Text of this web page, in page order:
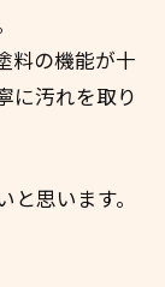
料の機能が十
に汚れを取り
思います。